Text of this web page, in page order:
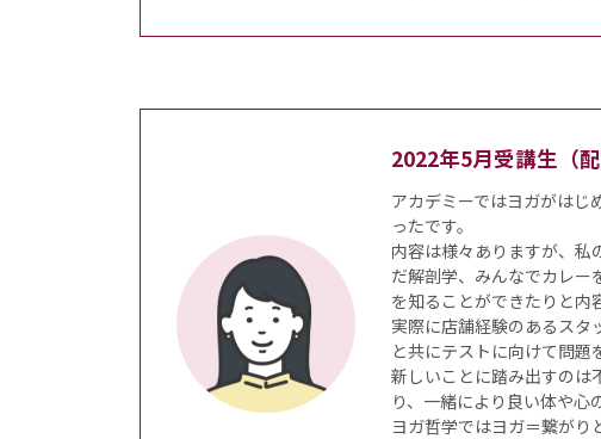
2022年5月受講生（
アカデミーではヨガがはじ
ったです。
内容は様々ありますが、私
だ解剖学、みんなでカレー
を知ることができたりと内
実際に店舗経験のあるスタ
と共にテストに向けて問題
新しいことに踏み出すのは
り、一緒により良い体や心
ヨガ哲学ではヨガ＝繋が